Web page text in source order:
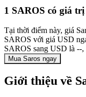
1 SAROS có giá
Tại thời điểm này, giá
SAROS với giá USD
SAROS sang USD là --
Mua Saros ngay
Giới thiệu về